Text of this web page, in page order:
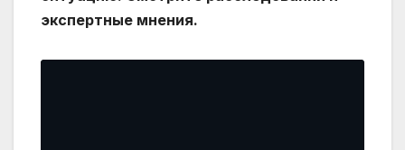
экспертные мнения.